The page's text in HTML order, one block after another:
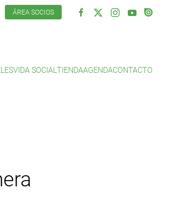
ÁREA SOCIOS
VIDA SOCIALTIENDAAGENDACONTACTO